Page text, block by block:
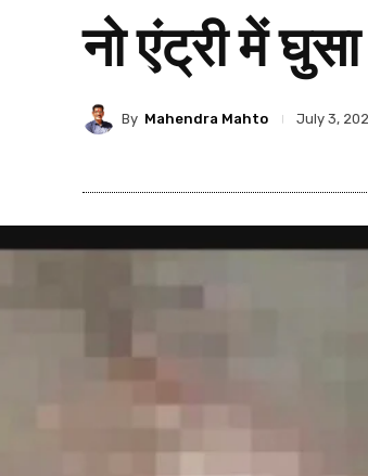
नो एंट्री में
By Mahendra Mahto July 3,